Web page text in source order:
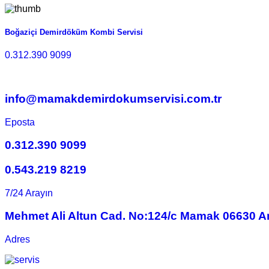
Boğaziçi Demirdöküm Kombi Servisi
0.312.390 9099
info@mamakdemirdokumservisi.com.tr
Eposta
0.312.390 9099
0.543.219 8219
7/24 Arayın
Mehmet Ali Altun Cad. No:124/c Mamak 06630
Adres